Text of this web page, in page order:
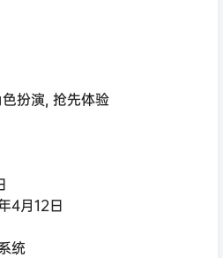
扮演, 抢先体验
4月12日
统